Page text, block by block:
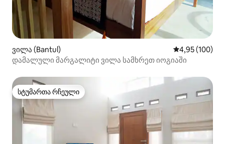
ვილა (Bantul) საშუალო
4,95 (100)
დამალული მარგალიტი ვილა სამხრეთ იოგიაში
სტუმართა რჩეული
სტუმართა რჩეული